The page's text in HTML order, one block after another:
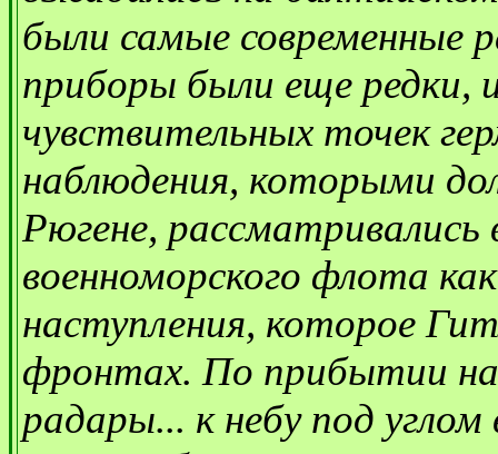
были самые современные
приборы были еще редки,
чувствительных точек
наблюдения, которыми
Рюгене,
военноморского флота
наступления, которое
фронтах. По прибытии
радары... к небу под углом